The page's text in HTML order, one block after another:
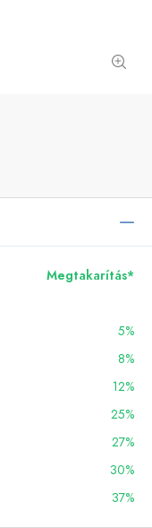
Megtakarítás*
5%
8%
12%
25%
27%
30%
37%